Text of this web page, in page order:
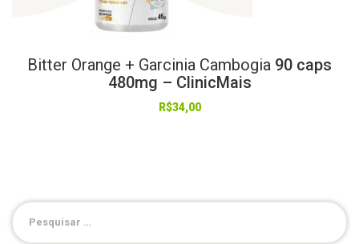
Bitter Orange + Garcinia Cambogia 90 caps
480mg – ClinicMais
R$34,00